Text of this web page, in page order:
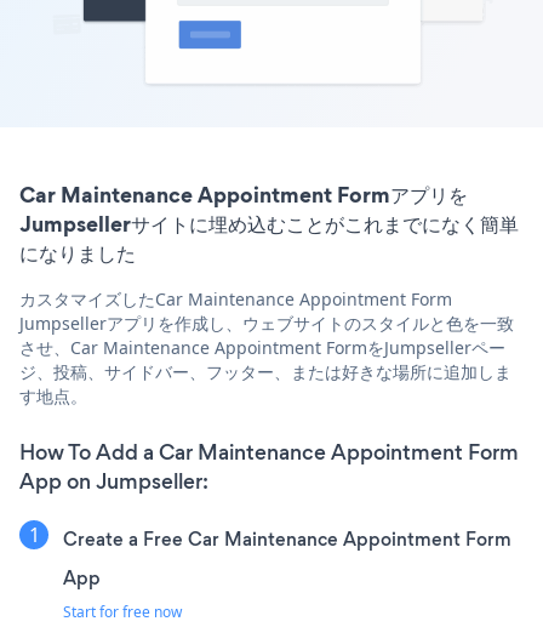
Car Maintenance Appointment Formアプリを
Jumpsellerサイトに埋め込むことがこれまでになく簡単
になりました
カスタマイズしたCar Maintenance Appointment Form
Jumpsellerアプリを作成し、ウェブサイトのスタイルと色を一致
させ、Car Maintenance Appointment FormをJumpsellerペー
ジ、投稿、サイドバー、フッター、または好きな場所に追加しま
す地点。
How To Add a Car Maintenance Appointment Form
App on Jumpseller:
Create a Free Car Maintenance Appointment Form
App
Start for free now